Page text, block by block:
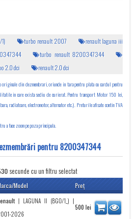
turbo renault 2007
renault laguna iii
turbo renault 8200347344
2.0 dci renault 2.0 dci
din dezmembrari, oriunde in tara pentru plata cu cardul pentru
in care exista sediu de curierat. Pentru transport Motor 150 lei,
radiatoare, electromotor, alternator etc.). Preturile afisate contin TVA
face zoom pe poza principala.
pentru 8200347344
secunde cu un filtru selectat
Model Preţ
| LAGUNA II (BG0/1_) |
2026
500 lei